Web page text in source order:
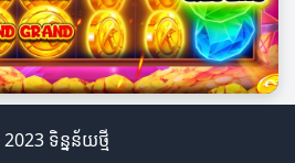
ទិន្នន័យថ្មី